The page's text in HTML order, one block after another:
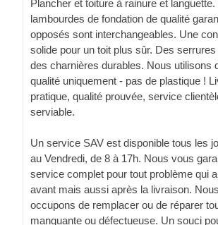
Plancher et toiture à rainure et languette.
lambourdes de fondation de qualité
opposés sont interchangeables. Une
solide pour un toit plus sûr. Des
des charnières durables. Nous utilisons
qualité uniquement - pas de plastique !
pratique, qualité prouvée, service
serviable.
Un service SAV est disponible tous les
au Vendredi, de 8 à 17h. Nous vous
service complet pour tout problème qui
avant mais aussi après la livraison.
occupons de remplacer ou de réparer
manquante ou défectueuse. Un souci